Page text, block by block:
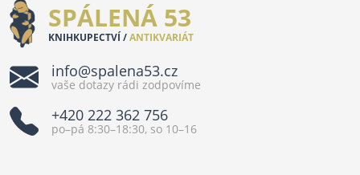
SPÁLENÁ 53
KNIHKUPECTVÍ /ANTIKVARIÁT
info@spalena53.cz
vaše dotazy rádi zodpovíme
+420 222 362 756
po–pá 8:30–18:30, so 10–16